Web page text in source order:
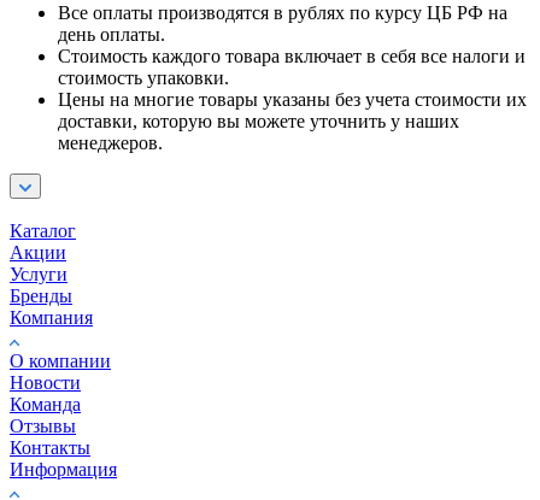
Все оплаты производятся в рублях по курсу ЦБ РФ на
день оплаты.
Стоимость каждого товара включает в себя все налоги и
стоимость упаковки.
Цены на многие товары указаны без учета стоимости их
доставки, которую вы можете уточнить у наших
менеджеров.
Каталог
Акции
Услуги
Бренды
Компания
О компании
Новости
Команда
Отзывы
Контакты
Информация